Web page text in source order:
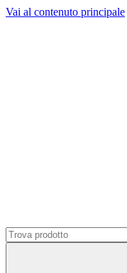
Vai al contenuto principale